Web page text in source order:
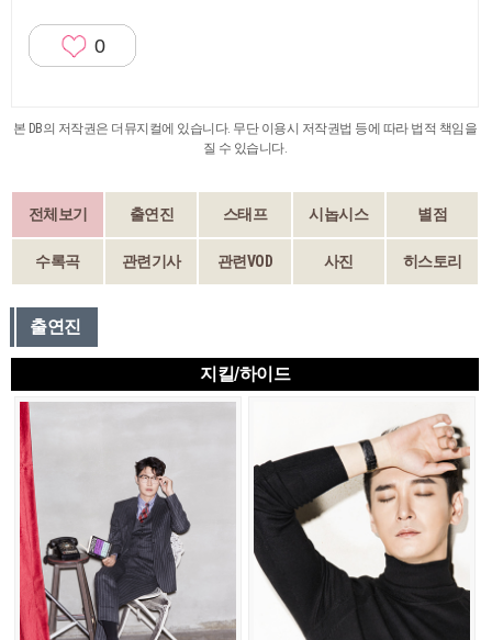
0
본 DB의 저작권은 더뮤지컬에 있습니다. 무단 이용시 저작권법 등에 따라 법적 책임을
질 수 있습니다.
전체보기 출연진 스태프 시놉시스 별점
수록곡 관련기사 관련VOD 사진 히스토리
출연진
지킬/하이드